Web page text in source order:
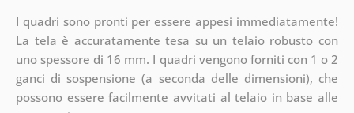
I quadri sono pronti per essere appesi immediatamente!
La tela è accuratamente tesa su un telaio robusto con
uno spessore di 16 mm. I quadri vengono forniti con 1 o 2
ganci di sospensione (a seconda delle dimensioni), che
possono essere facilmente avvitati al telaio in base alle